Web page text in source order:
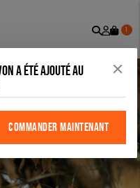
Mon
1
a été ajouté au
COMMANDER MAINTENANT